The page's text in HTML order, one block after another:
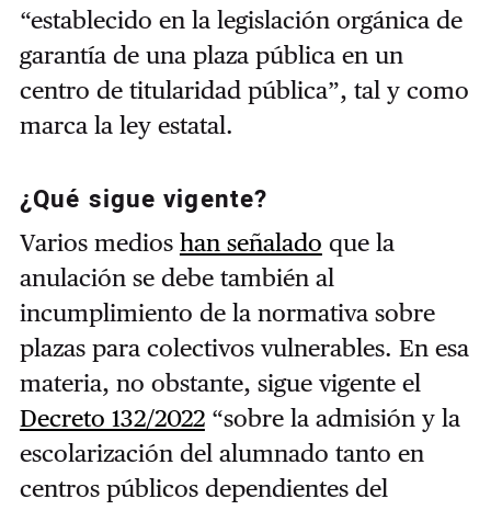
“establecido en la legislación orgánica de
garantía de una plaza pública en un
centro de titularidad pública”, tal y como
marca la ley estatal.
¿Qué sigue vigente?
Varios medios han señalado que la
anulación se debe también al
incumplimiento de la normativa sobre
plazas para colectivos vulnerables. En esa
materia, no obstante, sigue vigente el
Decreto 132/2022“sobre la admisión y la
escolarización del alumnado tanto en
centros públicos dependientes del